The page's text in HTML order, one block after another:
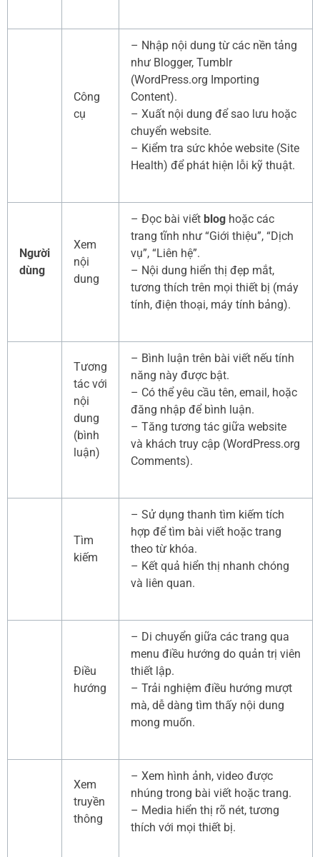
Công
cụ
– Nhập nội dung từ các nền tảng
như Blogger, Tumblr
(WordPress.org Importing
Content).
– Xuất nội dung để sao lưu hoặc
chuyển website.
– Kiểm tra sức khỏe website (Site
Health) để phát hiện lỗi kỹ thuật.
Người
dùng
Xem
nội
dung
– Đọc bài viết blog hoặc các
trang tĩnh như “Giới thiệu”, “Dịch
vụ”, “Liên hệ”.
– Nội dung hiển thị đẹp mắt,
tương thích trên mọi thiết bị (máy
tính, điện thoại, máy tính bảng).
Tương
tác với
nội
dung
(bình
luận)
– Bình luận trên bài viết nếu tính
năng này được bật.
– Có thể yêu cầu tên, email, hoặc
đăng nhập để bình luận.
– Tăng tương tác giữa website
và khách truy cập (WordPress.org
Comments).
Tìm
kiếm
– Sử dụng thanh tìm kiếm tích
hợp để tìm bài viết hoặc trang
theo từ khóa.
– Kết quả hiển thị nhanh chóng
và liên quan.
Điều
hướng
– Di chuyển giữa các trang qua
menu điều hướng do quản trị viên
thiết lập.
– Trải nghiệm điều hướng mượt
mà, dễ dàng tìm thấy nội dung
mong muốn.
Xem
truyền
thông
– Xem hình ảnh, video được
nhúng trong bài viết hoặc trang.
– Media hiển thị rõ nét, tương
thích với mọi thiết bị.